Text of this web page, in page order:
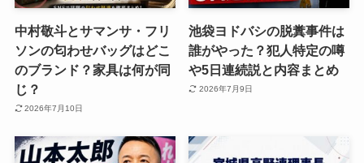
中村敬斗とサマンサ・フリ
ソンの匂わせバッグはどこ
のブランド？家具は何が同
じ？
2026年7月10日
池袋ヨドバシの脱糞事件は
誰がやった？犯人特定の噂
や5日連続説と内容まとめ
2026年7月9日